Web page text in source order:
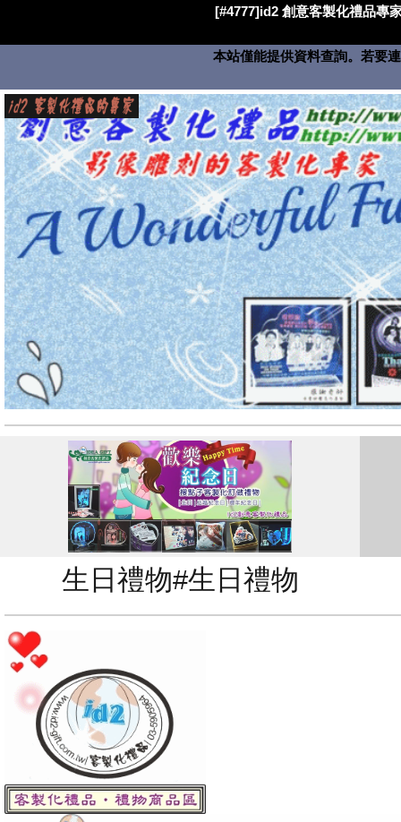
[#4777]id2 創意客製化禮品專
本站僅能提供資料查詢。若要
生日禮物#生日禮物